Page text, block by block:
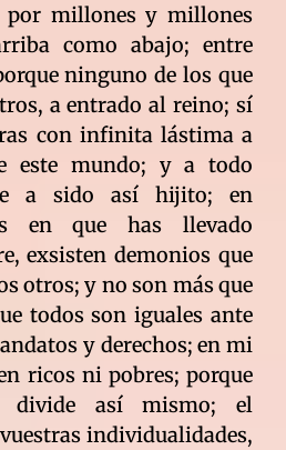
por millones y millones
como abajo; entre
ninguno de los que
a entrado al reino; sí
con infinita lástima a
este mundo; y a todo
a sido así hijito; en
en que has llevado
exsisten demonios que
otros; y no son más que
todos son iguales ante
y derechos; en mi
ricos ni pobres; porque
divide así mismo; el
individualidades,